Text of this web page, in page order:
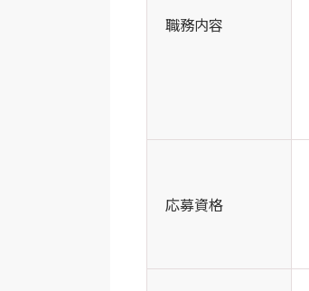
職務内容
応募資格